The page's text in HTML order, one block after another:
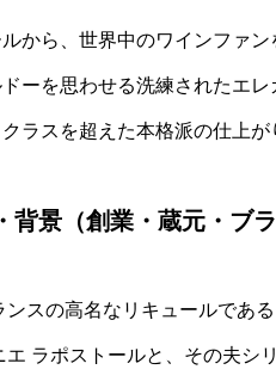
から、世界中のワインファ
ーを思わせる洗練されたエ
ラスを超えた本格派の仕上が
景（創業・蔵元・ブラ
スの高名なリキュールであ
ラポストールと、その夫シ